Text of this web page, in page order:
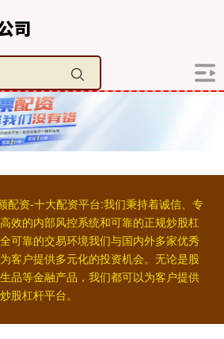
配资-十大配资平台:我们秉持着诚信、专
效的内部风控系统和可靠的正规炒股杠
可靠的交易环境我们与国内外多家优秀
客户提供多元化的投资机会。无论是股
品等金融产品，我们都可以为客户提供
股杠杆平台。